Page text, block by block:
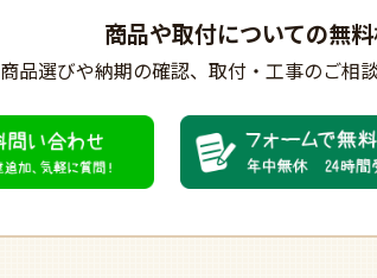
商品や取付についての無
商品選びや納期の確認、 取付・工事のご相談